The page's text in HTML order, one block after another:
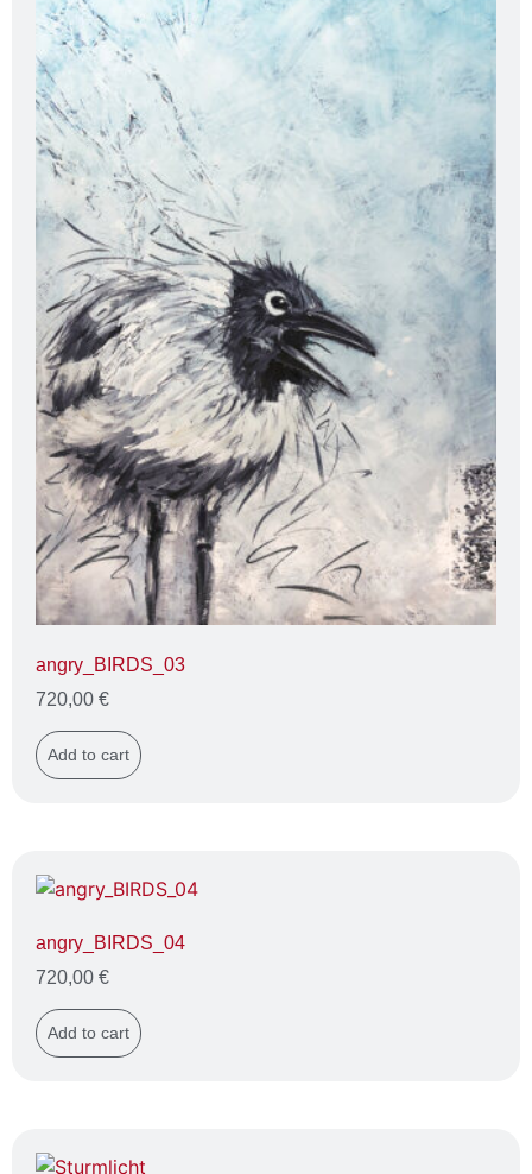
angry_BIRDS_03
720,00 €
Add to cart
angry_BIRDS_04
720,00 €
Add to cart